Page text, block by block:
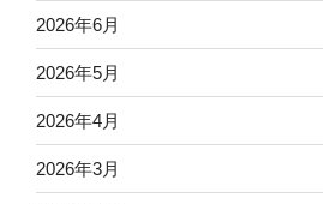
2026年6月
2026年5月
2026年4月
2026年3月